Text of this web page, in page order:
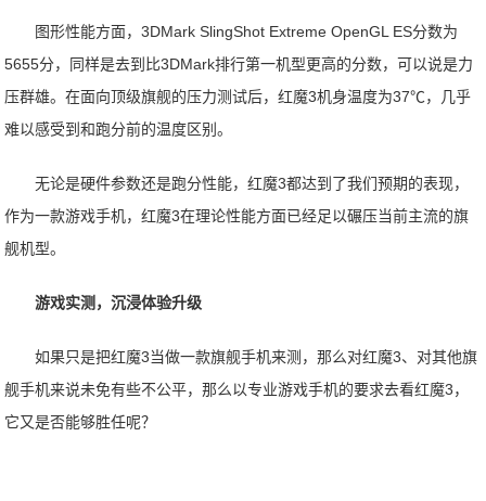
图形性能方面，3DMark SlingShot Extreme OpenGL ES分数为
5655分，同样是去到比3DMark排行第一机型更高的分数，可以说是力
压群雄。在面向顶级旗舰的压力测试后，红魔3机身温度为37℃，几乎
难以感受到和跑分前的温度区别。
无论是硬件参数还是跑分性能，红魔3都达到了我们预期的表现，
作为一款游戏手机，红魔3在理论性能方面已经足以碾压当前主流的旗
舰机型。
游戏实测，沉浸体验升级
如果只是把红魔3当做一款旗舰手机来测，那么对红魔3、对其他旗
舰手机来说未免有些不公平，那么以专业游戏手机的要求去看红魔3，
它又是否能够胜任呢？